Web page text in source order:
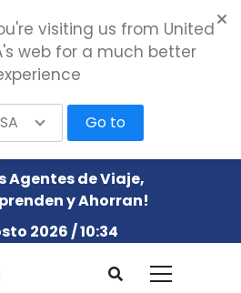
Agentes de Viaje,
y Ahorran!
2026 / 10:34
visiting us from United
web for a much better
Go to